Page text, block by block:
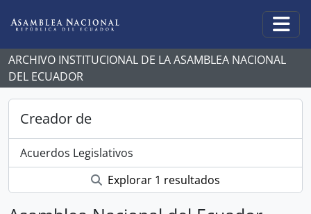
ARCHIVO INSTITUCIONAL DE LA ASAMBLEA NACIONAL
DEL ECUADOR
Creador de
Acuerdos Legislativos
Explorar 1 resultados